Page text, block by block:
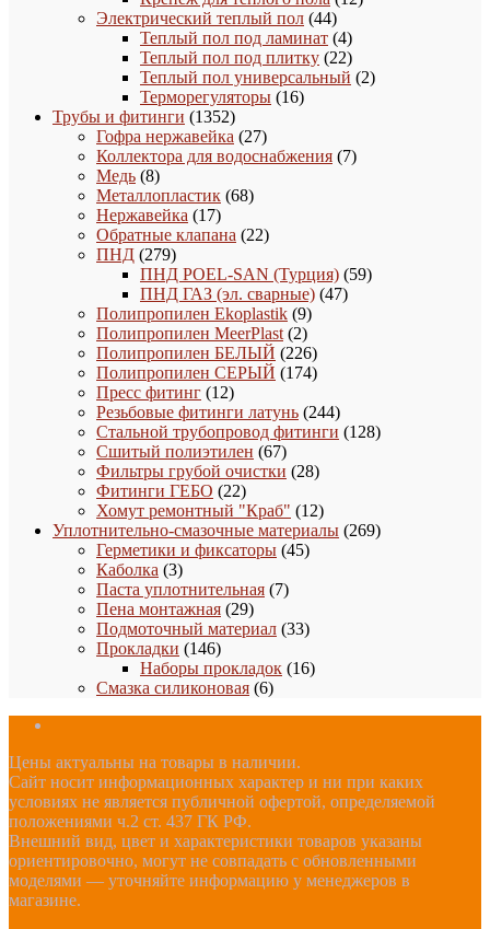
Электрический теплый пол 4444
товара
Теплый пол под ламинат 44
товара
Теплый пол под плитку 2222
товара
Теплый пол универсальный 22
Терморегуляторы 1616
Трубы и фитинги 13521352
товара
Гофра нержавейка 2727
товаров
Коллектора для водоснабжения 77
Медь 88
товаров
Металлопластик 6868
Нержавейка 1717
товаров
Обратные клапана 2222
ПНД 279279
товаров
ПНД POEL-SAN (Турция) 5959
ПНД ГАЗ (эл. сварные) 4747
Полипропилен Ekoplastik 99
товаров
Полипропилен MeerPlast 22
товара
Полипропилен БЕЛЫЙ 226226
товаров
Полипропилен СЕРЫЙ 174174
Пресс фитинг 1212
товаров
Резьбовые фитинги латунь 244244
товара
Стальной трубопровод фитинги 128128
Сшитый полиэтилен 6767
товаров
Фильтры грубой очистки 2828
Фитинги ГЕБО 2222
товара
Хомут ремонтный "Краб" 1212
товаров
Уплотнительно-смазочные материалы 269269
Герметики и фиксаторы 4545
Каболка 33
товара
Паста уплотнительная 77
Пена монтажная 2929
товаров
Подмоточный материал 3333
Прокладки 146146
товаров
Наборы прокладок 1616
Смазка силиконовая 66
Цены актуальны на товары в наличии.
Сайт носит информационных характер и ни при каких
условиях не является публичной офертой, определяемой
положениями ч.2 ст. 437 ГК РФ.
Внешний вид, цвет и характеристики товаров указаны
ориентировочно, могут не совпадать с обновленными
моделями — уточняйте информацию у менеджеров в
магазине.